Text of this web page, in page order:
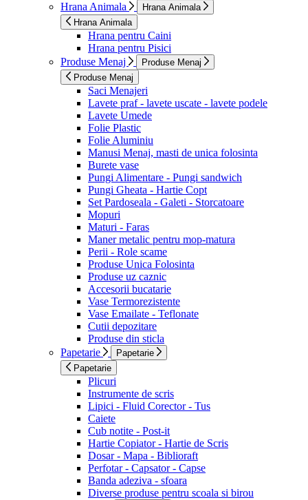
Hrana Animala
Hrana Animala
Hrana Animala
Hrana pentru Caini
Hrana pentru Pisici
Produse Menaj
Produse Menaj
Produse Menaj
Saci Menajeri
Lavete praf - lavete uscate - lavete podele
Lavete Umede
Folie Plastic
Folie Aluminiu
Manusi Menaj, masti de unica folosinta
Burete vase
Pungi Alimentare - Pungi sandwich
Pungi Gheata - Hartie Copt
Set Pardoseala - Galeti - Storcatoare
Mopuri
Maturi - Faras
Maner metalic pentru mop-matura
Perii - Role scame
Produse Unica Folosinta
Produse uz caznic
Accesorii bucatarie
Vase Termorezistente
Vase Emailate - Teflonate
Cutii depozitare
Produse din sticla
Papetarie
Papetarie
Papetarie
Plicuri
Instrumente de scris
Lipici - Fluid Corector - Tus
Caiete
Cub notite - Post-it
Hartie Copiator - Hartie de Scris
Dosar - Mapa - Biblioraft
Perfotar - Capsator - Capse
Banda adeziva - sfoara
Diverse produse pentru scoala si birou